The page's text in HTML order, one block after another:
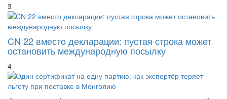
CN 22 вместо декларации: пустая строка может
остановить международную посылку
4
Один сертификат на одну партию: как экспортёр